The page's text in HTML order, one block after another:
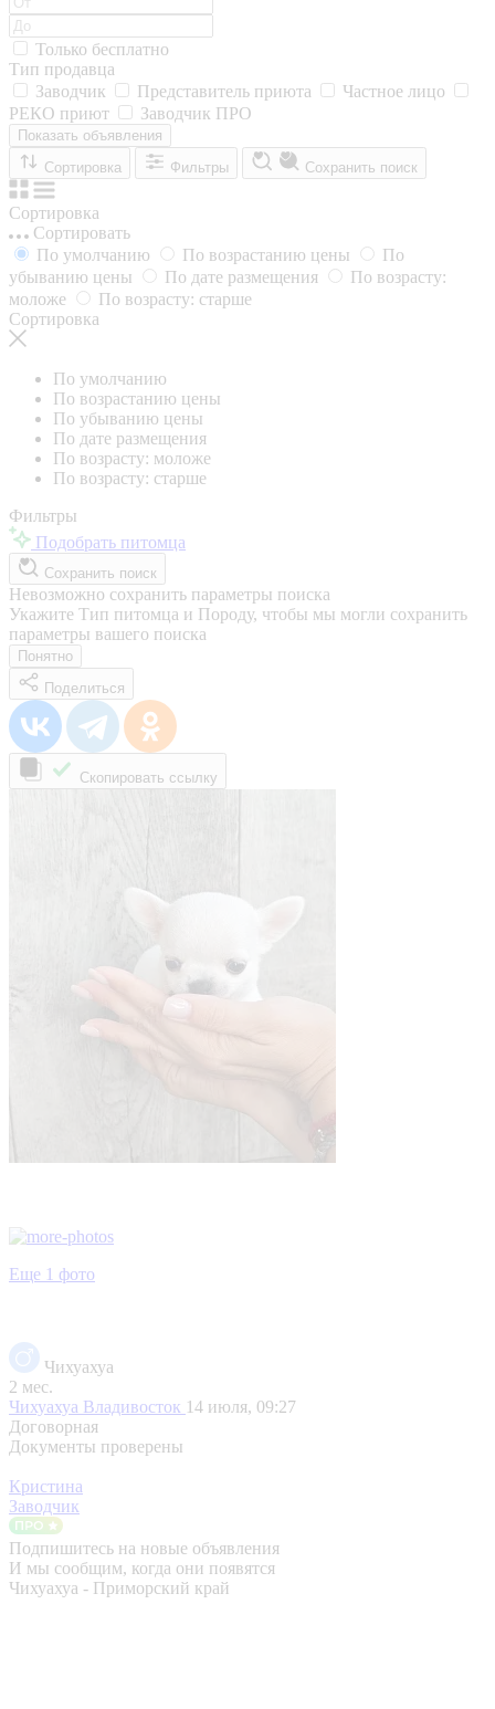
Только бесплатно
Тип продавца
Заводчик
Представитель приюта
Частное лицо
РЕКО приют
Заводчик ПРО
Показать объявления
Сортировка
Фильтры Сохранить поиск
Сортировка
Сортировать
По умолчанию
По возрастанию цены
По
убыванию цены
По дате размещения
По возрасту:
моложе
По возрасту: старше
Сортировка
По умолчанию
По возрастанию цены
По убыванию цены
По дате размещения
По возрасту: моложе
По возрасту: старше
Фильтры
Подобрать питомца
Сохранить поиск
Невозможно сохранить параметры поиска
Укажите Тип питомца и Породу, чтобы мы могли сохранить
параметры вашего поиска
Понятно
Поделиться
Скопировать ссылку
Еще 1 фото
Чихуахуа
2 мес.
Чихуахуа Владивосток 14 июля, 09:27
Договорная
Документы проверены
Кристина
Заводчик
Подпишитесь на новые объявления
И мы сообщим, когда они появятся
Чихуахуа - Приморский край